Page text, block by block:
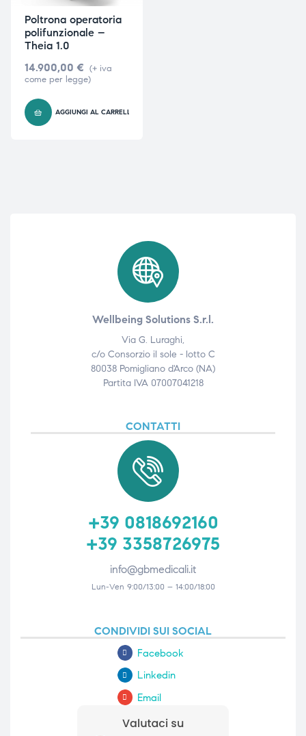
e
Poltrona operatoria
polifunzionale –
Theia 1.0
14.900,00 € (+ iva
come per legge)
AGGIUNGI AL CARRELLO
Wellbeing Solutions S.r.l.
Via G. Luraghi,
c/o Consorzio il sole - lotto C
80038 Pomigliano d'Arco (NA)
Partita IVA 07007041218
CONTATTI
+39 0818692160
+39 3358726975
info@gbmedicali.it
Lun-Ven 9:00/13:00 – 14:00/18:00
CONDIVIDI SUI SOCIAL
Facebook
Linkedin
Email
e